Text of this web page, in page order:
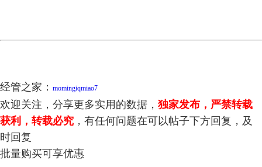
经管之家： momingiqmiao7
欢迎关注，分享更多实用的数据， 独家发布，严禁转载
获利，转载必究 ，有任何问题在可以帖子下方回复，及
时回复
批量购买可享优惠